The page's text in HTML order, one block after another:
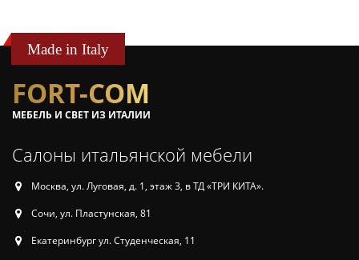
Made in Italy
FORT-COM
МЕБЕЛЬ И СВЕТ ИЗ ИТАЛИИ
Салоны итальянской мебели
Москва, ул. Луговая, д. 1, этаж 3, в ТД «ТРИ КИТА».
Сочи, ул. Пластунская, 81
Екатеринбург ул. Студенческая, 11